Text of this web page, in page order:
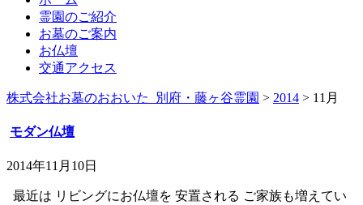
霊園のご紹介
お墓のご案内
お仏壇
交通アクセス
株式会社お墓のおおいた_別府・藤ヶ谷霊園 > 2014 > 11月
モダン仏壇
2014年11月10日
最近は リビングにお仏壇を 安置される ご家族も増えてい